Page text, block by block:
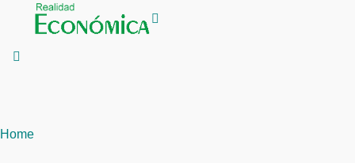
contenido
Home